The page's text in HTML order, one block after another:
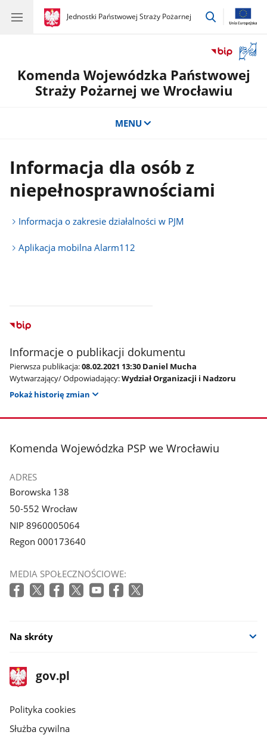
gov.pl
Jednostki Państwowej Straży Pożarnej
gov.pl
Jednostki
przejdź
okno
z
Komenda Wojewódzka Państwowej
Straży Pożarnej we Wrocławiu
MENU
Informacja dla osób z
niepełnosprawnościami
Informacja o zakresie działalności w PJM
Aplikacja mobilna Alarm112
Informacje o publikacji dokumentu
Pierwsza publikacja:08.02.2021 13:30 Daniel Mucha
Wytwarzający/ Odpowiadający:Wydział Organizacji i Nadzoru
Pokaż historię zmian
stopka
Komenda Wojewódzka PSP we Wrocławiu
ADRES
Borowska 138
50-552 Wrocław
NIP 8960005064
Regon 000173640
MEDIA SPOŁECZNOŚCIOWE:
Na skróty
stopka
gov.pl
Strona
gov.pl
gov.pl
Polityka cookies
Służba cywilna